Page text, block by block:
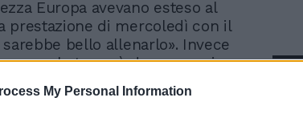
My Personal Information
Europa avevano esteso al
prestazione di mercoledì con il
sarebbe bello allenarlo». Invece
e se lo troverà da avversario
non lo marcheremo a uomo:
salterebbe l'uomo e farebbe